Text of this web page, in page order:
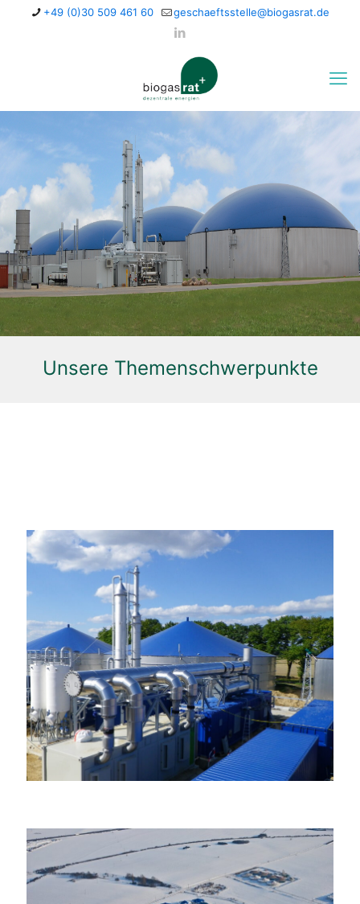
+49 (0)30 509 461 60 geschaeftsstelle@biogasrat.de
Unsere Themenschwerpunkte